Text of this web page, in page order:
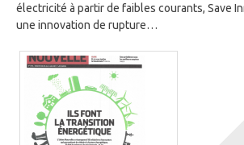
électricité à partir de faibles courants, Save
une innovation de rupture…